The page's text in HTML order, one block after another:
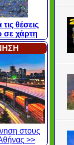
θέσεις
χάρτη
στους
>>